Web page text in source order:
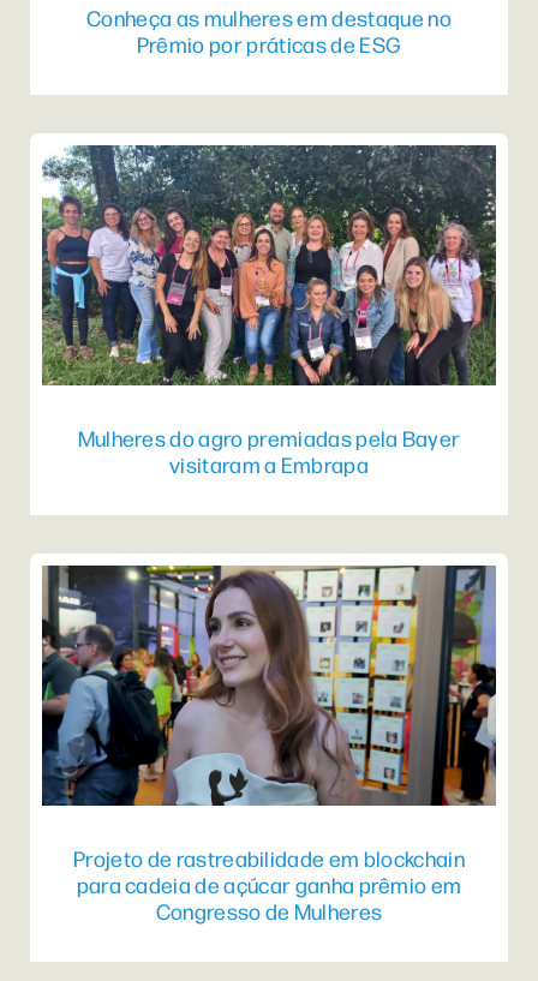
Conheça as mulheres em destaque no
Prêmio por práticas de ESG
Mulheres do agro premiadas pela Bayer
visitaram a Embrapa
Projeto de rastreabilidade em blockchain
para cadeia de açúcar ganha prêmio em
Congresso de Mulheres